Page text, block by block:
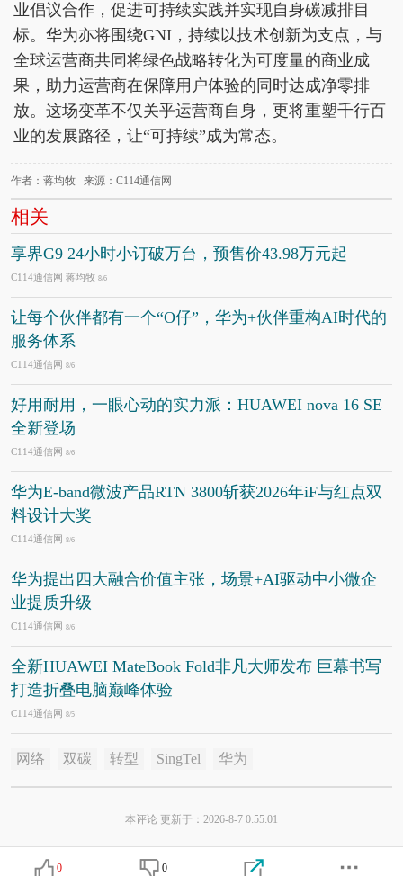
业倡议合作，促进可持续实践并实现自身碳减排目
标。华为亦将围绕GNI，持续以技术创新为支点，与
全球运营商共同将绿色战略转化为可度量的商业成
果，助力运营商在保障用户体验的同时达成净零排
放。这场变革不仅关乎运营商自身，更将重塑千行百
业的发展路径，让“可持续”成为常态。
作者：蒋均牧 来源：C114通信网
相关
享界G9 24小时小订破万台，预售价43.98万元起
C114通信网 蒋均牧 8/6
让每个伙伴都有一个“O仔”，华为+伙伴重构AI时代的
服务体系
C114通信网 8/6
好用耐用，一眼心动的实力派：HUAWEI nova 16 SE
全新登场
C114通信网 8/6
华为E-band微波产品RTN 3800斩获2026年iF与红点双
料设计大奖
C114通信网 8/6
华为提出四大融合价值主张，场景+AI驱动中小微企
业提质升级
C114通信网 8/6
全新HUAWEI MateBook Fold非凡大师发布 巨幕书写
打造折叠电脑巅峰体验
C114通信网 8/5
网络 双碳 转型 SingTel 华为
本评论 更新于：2026-8-7 0:55:01
0 0